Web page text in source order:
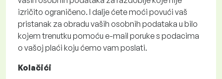
izričito ograničeno. I dalje ćete moći povući vaš
pristanak za obradu vaših osobnih podataka u bilo
kojem trenutku pomoću e-mail poruke s podacima
o vašoj plaći koju ćemo vam poslati.
Kolačići